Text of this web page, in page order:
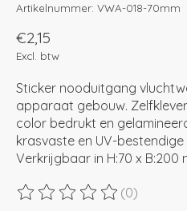
Artikelnummer: VWA-018-70mm
€2,15
Excl. btw
Sticker nooduitgang
apparaat gebouw.
color bedrukt en
krasvaste en UV-
Verkrijgbaar in H:70 x B:200
De beoordeling van dit
(0)